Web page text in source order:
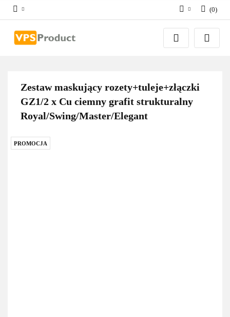
Zaloguj się
Zarejestruj się
(0)
Zestaw maskujący rozety+tuleje+złączki
GZ1/2 x Cu ciemny grafit strukturalny
Royal/Swing/Master/Elegant
PROMOCJA